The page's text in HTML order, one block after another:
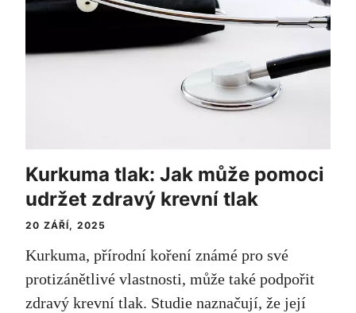
Kurkuma tlak: Jak může pomoci
udržet zdravý krevní tlak
20 ZÁŘÍ, 2025
Kurkuma, přírodní koření známé pro své
protizánětlivé vlastnosti, může také podpořit
zdravý krevní tlak. Studie naznačují, že její